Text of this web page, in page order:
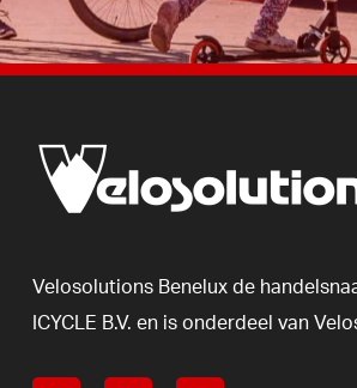
Velosolutions Benelux de
ICYCLE B.V. en is onderdeel van